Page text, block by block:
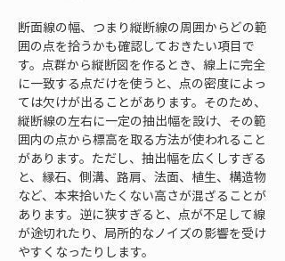
断面線の幅、つまり縦断線の周囲からどの範
囲の点を拾うかも確認しておきたい項目で
す。点群から縦断図を作るとき、線上に完全
に一致する点だけを使うと、点の密度によっ
ては欠けが出ることがあります。そのため、
縦断線の左右に一定の抽出幅を設け、その範
囲内の点から標高を取る方法が使われること
があります。ただし、抽出幅を広くしすぎる
と、縁石、側溝、路肩、法面、植生、構造物
など、本来拾いたくない高さが混ざることが
あります。逆に狭すぎると、点が不足して線
が途切れたり、局所的なノイズの影響を受け
やすくなったりします。